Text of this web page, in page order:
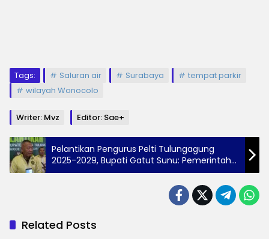
Tags: Saluran air Surabaya
tempat parkir
wilayah Wonocolo
Writer: Mvz Editor: Sae+
Pelantikan Pengurus Pelti Tulungagung
2025-2029, Bupati Gatut Sunu: Pemerintah
Siap Dukung Anggaran
Related Posts